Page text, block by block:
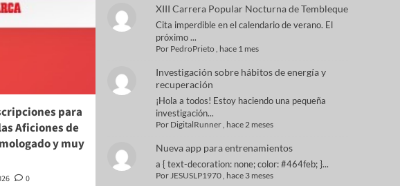
para
Aficiones de
y muy
0
XIII Carrera Popular Nocturna de Tembleque
Cita imperdible en el calendario de verano. El
próximo ...
Por PedroPrieto , hace 1 mes
Investigación sobre hábitos de energía y
recuperación
¡Hola a todos! Estoy haciendo una pequeña
investigación...
Por DigitalRunner, hace 2 meses
Nueva app para entrenamientos
a { text-decoration: none; color: #464feb; }...
PorJESUSLP1970, hace 3 meses